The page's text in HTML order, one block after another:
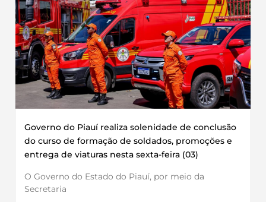
Governo do Piauí realiza solenidade de conclusão
do curso de formação de soldados, promoções e
entrega de viaturas nesta sexta-feira (03)
O Governo do Estado do Piauí, por meio da
Secretaria